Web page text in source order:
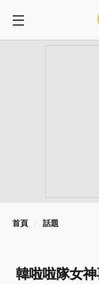
首頁 話題
韓啦啦隊女